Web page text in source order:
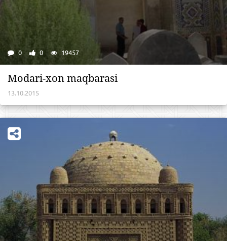
0 0 19457
Modari-xon maqbarasi
13.10.2015